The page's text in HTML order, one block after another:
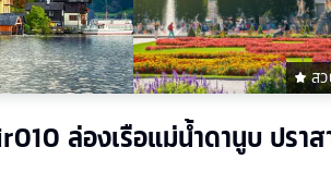
ส
ล่องเรือแม่น้ำดานูบ ปรา